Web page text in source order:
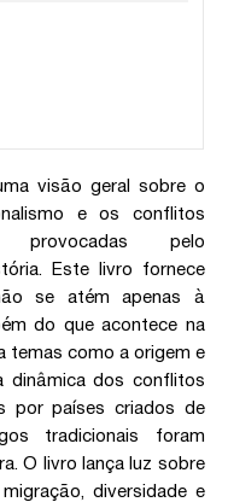
visão geral sobre o
e os conflitos
provocadas pelo
Este livro fornece
se atém apenas à
do que acontece na
temas como a origem e
dinâmica dos conflitos
por países criados de
tradicionais foram
O livro lança luz sobre
diversidade e